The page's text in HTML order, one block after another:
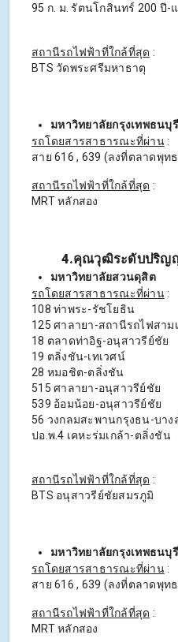
95 ก. ม. รัตนโกสินทร์ 200 ปี-
สถานีรถไฟฟ้าที่ใกล้ที่สุด :
BTS วัดพระศรีมหาธาตุ
มหาวิทยาลัยกรุงเทพธนบุรี
รถโดยสารสาธารณะที่ผ่าน:
สาย 616 , 639 (ลงที่ตลาดพุ
สถานีรถไฟฟ้าที่ใกล้ที่สุด :
MRT หลักสอง
4.คุณวุฒิระดับปริญ
มหาวิทยาลัยสวนดุสิต
รถโดยสารสาธารณะที่ผ่าน:
108 ท่าพระ-รัชโยธิน
125 ศาลายา-สถานีรถไฟสาม
18 ตลาดท่าอิฐ-อนุสาวรีย์ชัย
19 ตลิ่งชัน-เทเวศน์
28 หมอชิต-ตลิ่งชัน
515 ศาลายา-อนุสาวรีย์ชัย
539 อ้อมน้อย-อนุสาวรีย์ชัย
56 วงกลมสะพานกรุงธน-บาง
ปอ.พ.4 เคหะร่มเกล้า-ตลิ่งชัน
สถานีรถไฟฟ้าที่ใกล้ที่สุด :
BTS อนุสาวรีย์ชัยสมรภูมิ
มหาวิทยาลัยกรุงเทพธนบุรี
รถโดยสารสาธารณะที่ผ่าน:
สาย 616 , 639 (ลงที่ตลาดพุ
สถานีรถไฟฟ้าที่ใกล้ที่สุด :
MRT หลักสอง